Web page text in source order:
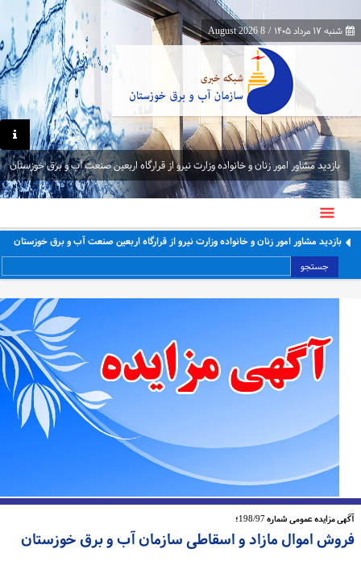
شنبه ۱۷ مرداد ۱۴۰۵ /
8 August 2026
بازدید مشاور امور زنان و خانواده وزارت نیرو از قرارگاه اربعین صنعت آب و برق خوزستان
بازدید مشاور امور زنان و خانواده وزارت نیرو از قرارگاه اربعین صنعت آب و برق خوزستان
جستجو
مزایده عمومی شماره 198/97؛
اموال مازاد و اسقاطی سازمان آب و برق خوزستان